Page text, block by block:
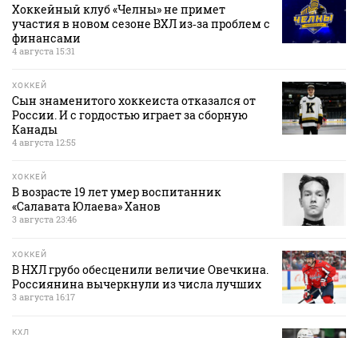
Хоккейный клуб «Челны» не примет
участия в новом сезоне ВХЛ из‑за проблем с
финансами
4 августа 15:31
ХОККЕЙ
Сын знаменитого хоккеиста отказался от
России. И с гордостью играет за сборную
Канады
4 августа 12:55
ХОККЕЙ
В возрасте 19 лет умер воспитанник
«Салавата Юлаева» Ханов
3 августа 23:46
ХОККЕЙ
В НХЛ грубо обесценили величие Овечкина.
Россиянина вычеркнули из числа лучших
3 августа 16:17
КХЛ